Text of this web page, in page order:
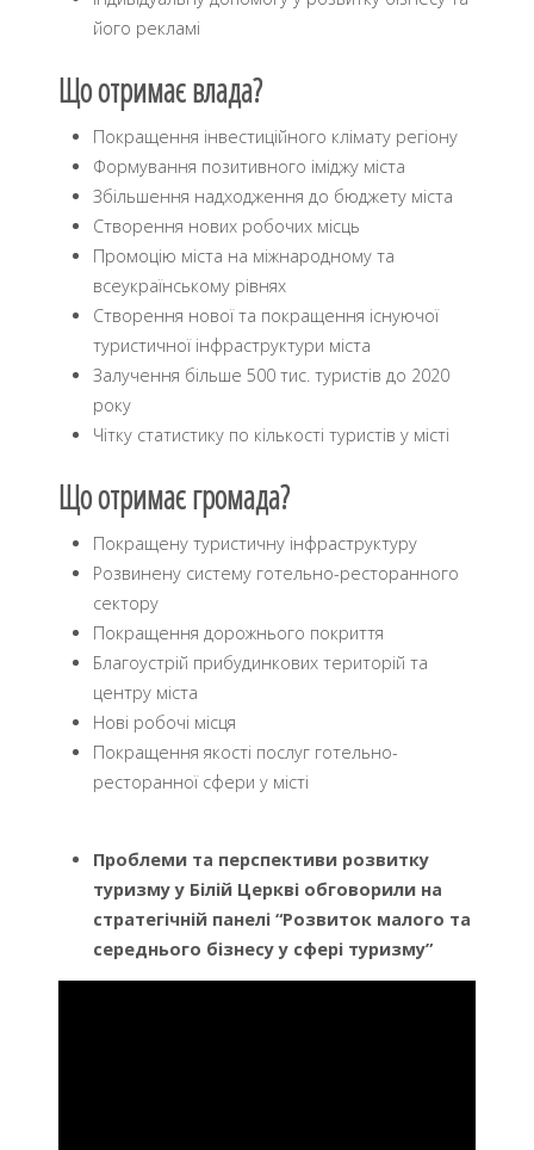
його рекламі
Що отримає влада?
Покращення інвестиційного клімату регіону
Формування позитивного іміджу міста
Збільшення надходження до бюджету міста
Створення нових робочих місць
Промоцію міста на міжнародному та
всеукраїнському рівнях
Створення нової та покращення існуючої
туристичної інфраструктури міста
Залучення більше 500 тис. туристів до 2020
року
Чітку статистику по кількості туристів у місті
Що отримає громада?
Покращену туристичну інфраструктуру
Розвинену систему готельно-ресторанного
сектору
Покращення дорожнього покриття
Благоустрій прибудинкових територій та
центру міста
Нові робочі місця
Покращення якості послуг готельно-
ресторанної сфери у місті
Проблеми та перспективи розвитку
туризму у Білій Церкві обговорили на
стратегічній панелі “Розвиток малого та
середнього бізнесу у сфері туризму”